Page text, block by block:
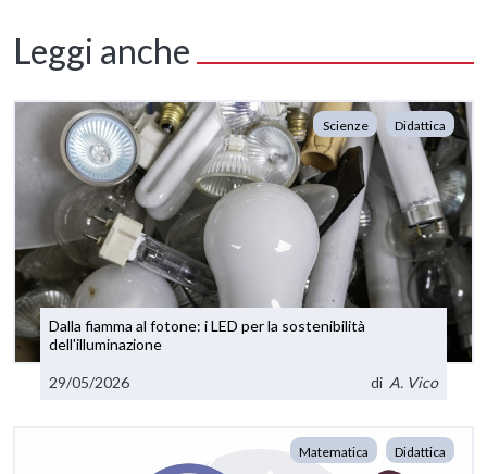
Leggi anche
Scienze Didattica
Dalla fiamma al fotone: i LED per la sostenibilità
dell'illuminazione
29/05/2026 di A. Vico
Matematica Didattica